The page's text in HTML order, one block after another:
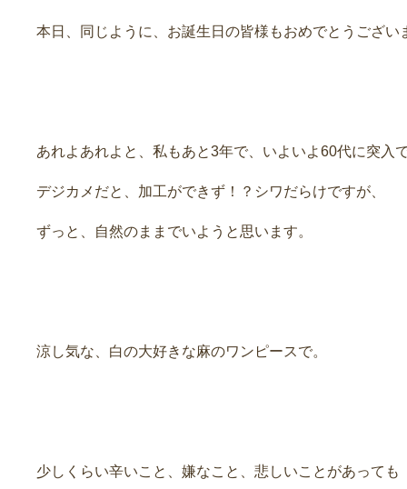
本日、同じように、お誕生日の皆様もおめでとうござい
あれよあれよと、私もあと3年で、いよいよ60代に突入
デジカメだと、加工ができず！？シワだらけですが、
ずっと、自然のままでいようと思います。
涼し気な、白の大好きな麻のワンピースで。
少しくらい辛いこと、嫌なこと、悲しいことがあっても